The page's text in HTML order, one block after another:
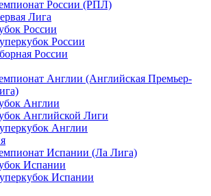
России (РПЛ)
Лига
России
России
России
Англии (Английская Премьер-
Англии
Английской Лиги
Англии
Испании (Ла Лига)
Испании
Испании